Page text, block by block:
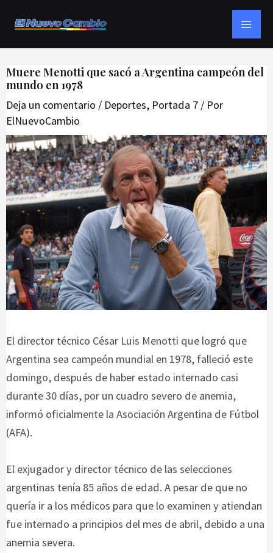
contenido
Muere Menotti que sacó a Argentina campeón del
mundo en 1978
Deja un comentario / Deportes, Portada 7/ Por
ElNuevoCambio
El director técnico César Luis Menotti que logró que
Argentina sea campeón mundial en 1978, falleció este
domingo, después de haber estado internado casi
durante 30 días, por un cuadro severo de anemia,
informó oficialmente la Asociación Argentina de Fútbol
(AFA).
El exjugador y director técnico de las selecciones
argentinas tenía 85 años de edad. A pesar de que no
quería ir a los médicos para que lo examinen y atiendan
fue internado a principios del mes de abril, debido a una
anemia severa.
de
entradas